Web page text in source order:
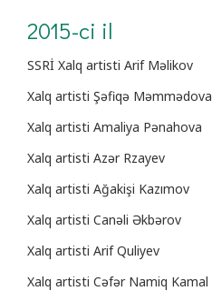
2015-ci il
SSRİ Xalq artisti Arif Məlikov
Xalq artisti Şəfiqə Məmmədova
Xalq artisti Amaliya Pənahova
Xalq artisti Azər Rzayev
Xalq artisti Ağakişi Kazımov
Xalq artisti Canəli Əkbərov
Xalq artisti Arif Quliyev
Xalq artisti Cəfər Namiq Kamal